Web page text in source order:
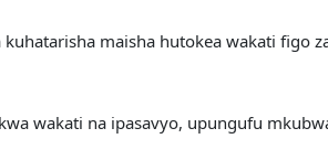
maisha hutokea wakati figo
wakati na ipasavyo, upungufu